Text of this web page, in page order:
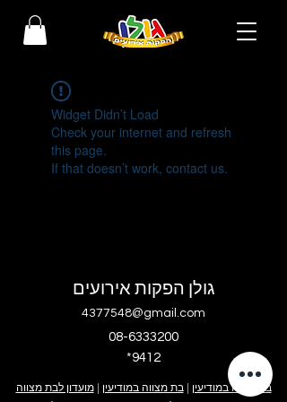
Widget Didn’t Load
Check your internet and refresh
this page.
If that doesn’t work, contact us.
גולן הפקות אירועים
4377548@gmail.com
08-6333200
בר מצווה במודיעין |בת מצווה במודיעין |מועדון לבת מצווה
*9412